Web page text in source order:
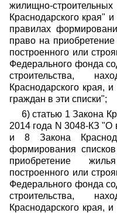
жилищно-
Краснодарского края"
правилах
право на приобретение
построенного или
Федерального фонда
строительства,
Краснодарского края,
граждан в эти списки";
6) статью 1 Закона
2014 года N 3048-КЗ "О
и 8 Закона
формирования
приобретение
построенного или
Федерального фонда
строительства,
Краснодарского края,